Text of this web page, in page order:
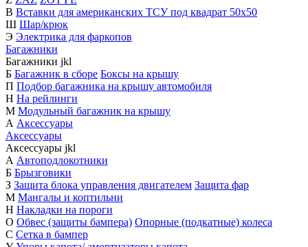
В Вставки для американских ТСУ под квадрат 50х50
Ш Шар/крюк
Э Электрика для фаркопов
Багажники
Багажники jkl
Б Багажник в сборе Боксы на крышу
П Подбор багажника на крышу автомобиля
Н На рейлинги
М Модульный багажник на крышу
А Аксессуары
Аксессуары
Аксессуары jkl
А Автоподлокотники
Б Брызговики
З Защита блока управления двигателем Защита фар
М Мангалы и коптильни
Н Накладки на пороги
О Обвес (защиты бампера) Опорные (подкатные) колеса
С Сетка в бампер